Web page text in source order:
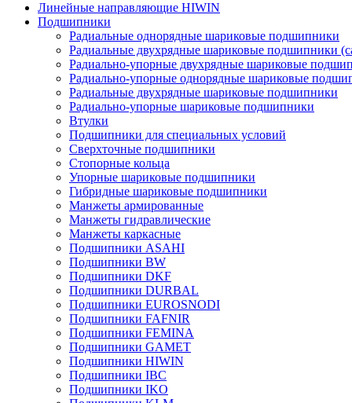
Линейные направляющие HIWIN
Подшипники
Радиальные однорядные шариковые подшипники
Радиальные двухрядные шариковые подшипники
Радиально-упорные двухрядные шариковые
Радиально-упорные однорядные шариковые
Радиальные двухрядные шариковые подшипники
Радиально-упорные шариковые подшипники
Втулки
Подшипники для специальных условий
Сверхточные подшипники
Стопорные кольца
Упорные шариковые подшипники
Гибридные шариковые подшипники
Манжеты армированные
Манжеты гидравлические
Манжеты каркасные
Подшипники ASAHI
Подшипники BW
Подшипники DKF
Подшипники DURBAL
Подшипники EUROSNODI
Подшипники FAFNIR
Подшипники FEMINA
Подшипники GAMET
Подшипники HIWIN
Подшипники IBC
Подшипники IKO